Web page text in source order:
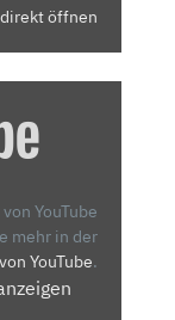
öffnen
YouTube
mehr in der
YouTube.